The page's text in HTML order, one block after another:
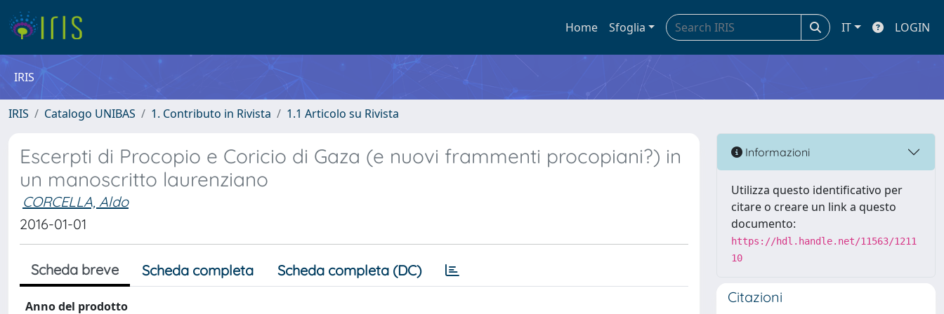
Home Sfoglia IT LOGIN
IRIS
IRIS Catalogo UNIBAS 1. Contributo in Rivista 1.1 Articolo su Rivista
Escerpti di Procopio e Coricio di Gaza (e nuovi frammenti procopiani?) in
un manoscritto laurenziano
CORCELLA, Aldo
2016-01-01
Scheda breve Scheda completa Scheda completa (DC)
Anno del prodotto
Informazioni
Utilizza questo identificativo per
citare o creare un link a questo
documento:
https://hdl.handle.net/11563/1211
10
Citazioni